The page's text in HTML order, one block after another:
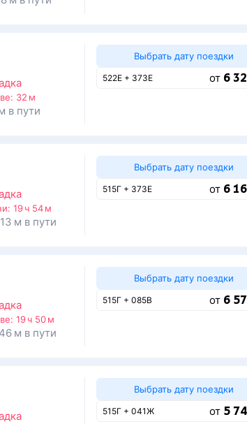
32 м
в пути
Выбрать дату поездки
522Е + 373Е от 6
19 ч 54 м
м в пути
Выбрать дату поездки
515Г + 373Е от 6
19 ч 50 м
м в пути
Выбрать дату поездки
515Г + 085В от 6
Выбрать дату поездки
515Г + 041Ж от 5